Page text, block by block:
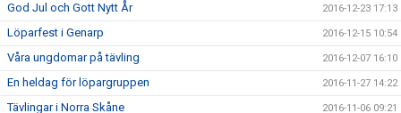
God Jul och Gott Nytt År 2016-12-23 17:13
Löparfest i Genarp 2016-12-15 10:54
Våra ungdomar på tävling 2016-12-07 16:10
En heldag för löpargruppen 2016-11-27 14:22
Tävlingar i Norra Skåne 2016-11-06 09:21